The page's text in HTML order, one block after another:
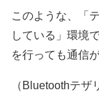
このような、「
している」環境
を行っても通信
（Bluetoothテザ